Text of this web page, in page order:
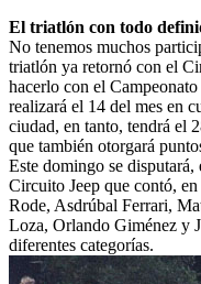
El triatlón con todo
No tenemos muchos
triatlón ya retornó con el
hacerlo con el
realizará el 14 del mes en
ciudad, en tanto, tendrá el
que también otorgará
Este domingo se disputará,
Circuito Jeep que contó,
Rode, Asdrúbal Ferrari,
Loza, Orlando Giménez y
diferentes categorías.